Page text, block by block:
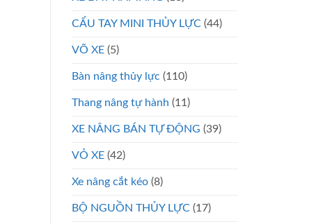
CẨU TAY MINI THỦY LỰC (44)
VÕ XE (5)
Bàn nâng thủy lực (110)
Thang nâng tự hành (11)
XE NÂNG BÁN TỰ ĐỘNG (39)
VỎ XE (42)
Xe nâng cắt kéo (8)
BỘ NGUỒN THỦY LỰC (17)